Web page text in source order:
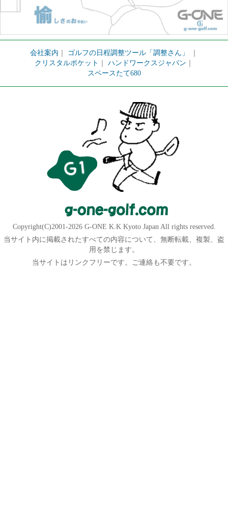
会社案内 ゴルフの日程調整ツール「調整さん」
クリスタルポケット
ハンドワークスジャパン
スペースたて680
Copyright(C)2001-2026 G-ONE K.K Kyoto Japan All rights reserved.
当サイト内に掲載されたすべての内容について、無断転載、複製、盗
用を禁じます。
当サイトはリンクフリーです。ご連絡も不要です。